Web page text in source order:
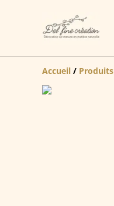
Accueil / Produits